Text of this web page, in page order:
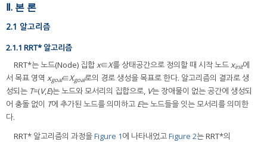
Ⅱ. 본 론
2.1 알고리즘
2.1.1 RRT* 알고리즘
RRT*는 노드(Node) 집합 x∈X를 상태공간으로 정의할 때 시작 노드 xinit에
서 목표 영역 xgoal∈Xgoal로의 경로 생성을 목표로 한다. 알고리즘의 결과로 생
성되는 T=(V,E)는 노드와 모서리의 집합으로, V는 장애물이 없는 공간에 생성되
어 충돌 없이 T에 추가된 노드를 의미하고 E는 노드들을 잇는 모서리를 의미한
다.
RRT* 알고리즘의 과정을Figure 1에 나타내었고Figure 2는 RRT*의